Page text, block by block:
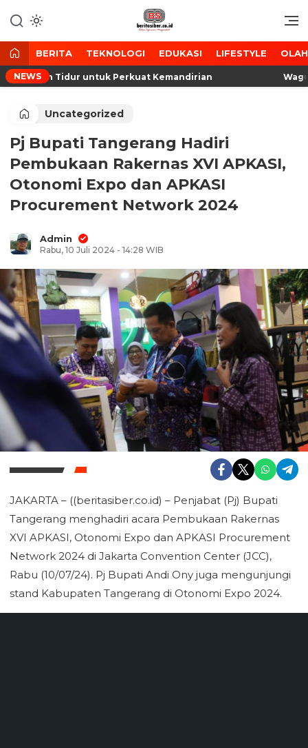
ke
konten
BeritaSiber.co.id
Media Tanggap Dan Akurat
BERITA TEKNOLOGI EDUKASI LIFESTYLE
NEWS
Lahan Tidur untuk Perkuat Kemandirian Wagub
Uncategorized
Pj Bupati Tangerang Hadiri
Pembukaan Rakernas XVI APKASI,
Otonomi Expo dan APKASI
Procurement Network 2024
Admin
Rabu, 10 Juli 2024 - 14:28 WIB
JAKARTA – ((beritasiber.co.id) – Penjabat (Pj) Bupati
Tangerang menghadiri acara Pembukaan Rakernas
XVI APKASI, Otonomi Expo dan APKASI Procurement
Network 2024 di Jakarta Convention Center (JCC),
Rabu (10/07/24). Pj Bupati Andi Ony juga mengunjungi
stand Kabupaten Tangerang di Otonomi Expo 2024.